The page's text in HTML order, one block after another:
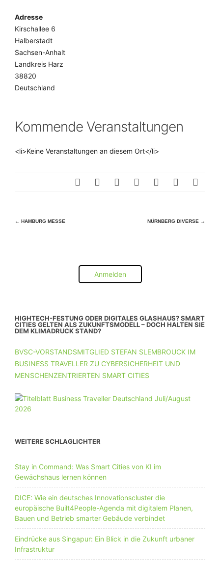
Adresse
Kirschallee 6
Halberstadt
Sachsen-Anhalt
Landkreis Harz
38820
Deutschland
Kommende Veranstaltungen
<li>Keine Veranstaltungen an diesem Ort</li>
Beitragsnavigation
← HAMBURG MESSE NÜRNBERG DIVERSE →
Anmelden
HIGHTECH-FESTUNG ODER DIGITALES GLASHAUS? SMART
CITIES GELTEN ALS ZUKUNFTSMODELL – DOCH HALTEN SIE
DEM KLIMADRUCK STAND?
BVSC-VORSTANDSMITGLIED STEFAN SLEMBROUCK IM
BUSINESS TRAVELLER ZU CYBERSICHERHEIT UND
MENSCHENZENTRIERTEN SMART CITIES
WEITERE SCHLAGLICHTER
Stay in Command: Was Smart Cities von KI im
Gewächshaus lernen können
DICE: Wie ein deutsches Innovationscluster die
europäische Built4People-Agenda mit digitalem Planen,
Bauen und Betrieb smarter Gebäude verbindet
Eindrücke aus Singapur: Ein Blick in die Zukunft urbaner
Infrastruktur